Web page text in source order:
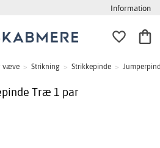
Information
væve > Strikning > Strikkepinde >
Træ 1 par